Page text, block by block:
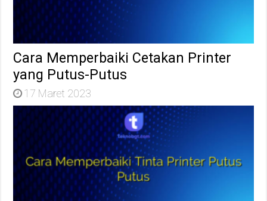
Cara Memperbaiki Cetakan Printer
yang Putus-Putus
17 Maret 2023